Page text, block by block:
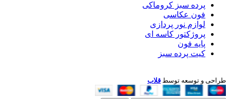
پرده سبز کروماکی
فون عکاسی
لوازم نور پردازی
پروژکتور کاسه ای
پایه فون
کیت پرده سبز
طراحی و توسعه توسط قلاب